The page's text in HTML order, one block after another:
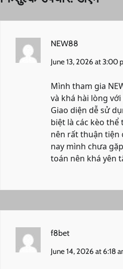
NEW88
June 13, 2026 at 3:00
Mình tham gia
và khá hài lòng
Giao diện dễ sử
biệt là các kèo
nên rất thuận tiện
nay mình chưa
toán nên khá yên
f8bet
June 14, 2026 at 6:18